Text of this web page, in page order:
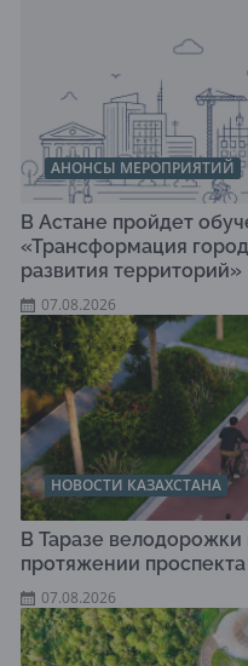
АНОНСЫ МЕРОПРИЯТИЙ
В Астане пройдет
«Трансформация
развития территорий»
07.08.2026
НОВОСТИ КАЗАХСТАНА
В Таразе велодорожки
протяжении
07.08.2026